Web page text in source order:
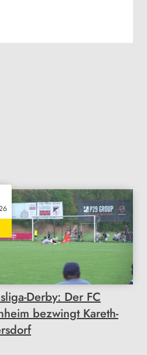
Derby: Der FC
bezwingt Kareth-